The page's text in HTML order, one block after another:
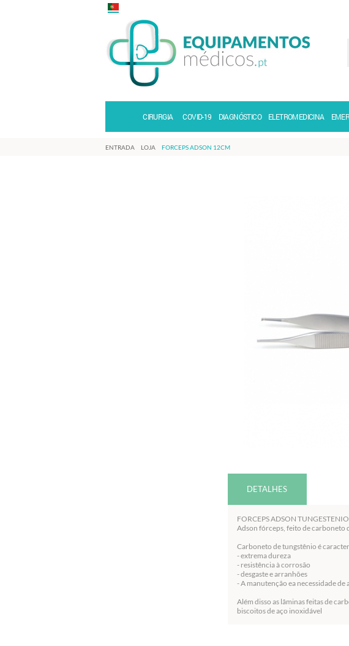
CIRURGIA COVID-19 DIAGNÓSTICO ELETROMEDICINA
ENTRADA LOJA FORCEPS ADSON 12CM
DETALHES
FORCEPS ADSON
Adson fórceps, feito de carboneto
Carboneto de tungstênio é
- extrema dureza
- resistência à corrosão
- desgaste e arranhões
- A manutenção ea necessidade
Além disso as lâminas feitas de
biscoitos de aço inoxidável